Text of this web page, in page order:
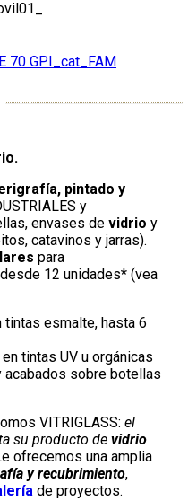
pintado y
y
envases de vidrio y
catavinos y jarras).
para
12 unidades* (vea
esmalte, hasta 6
tintas UV u orgánicas
acabados sobre botellas
VITRIGLASS: el
su producto de vidrio
ofrecemos una amplia
y recubrimiento,
de proyectos.